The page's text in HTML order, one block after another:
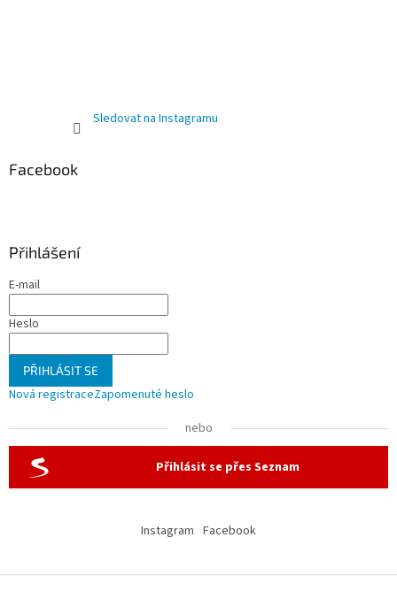
Sledovat na Instagramu
Facebook
Přihlášení
E-mail
Heslo
PŘIHLÁSIT SE
Nová registraceZapomenuté heslo
nebo
Přihlásit se přes Seznam
Instagram Facebook